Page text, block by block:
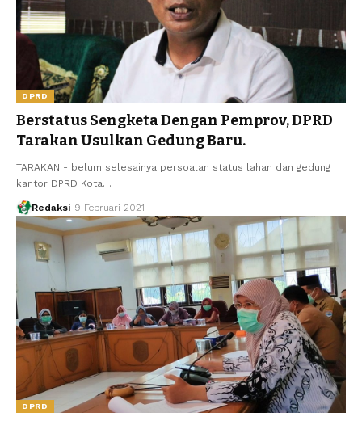
DPRD
Berstatus Sengketa Dengan Pemprov, DPRD
Tarakan Usulkan Gedung Baru.
TARAKAN - belum selesainya persoalan status lahan dan gedung
kantor DPRD Kota…
Redaksi 9 Februari 2021
DPRD